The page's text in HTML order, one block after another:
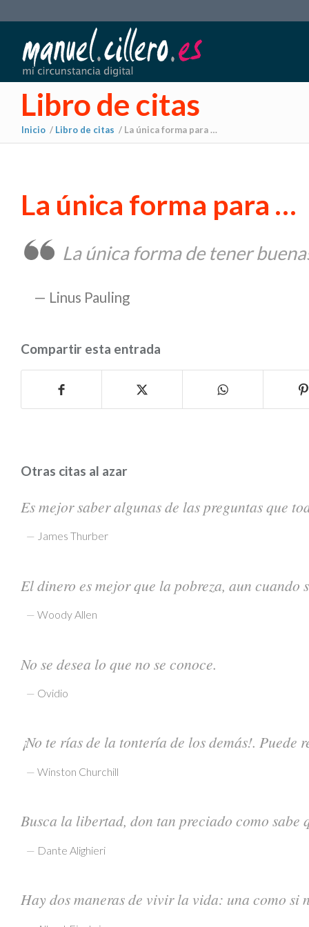
Libro de citas
Inicio / Libro de citas / La única forma para …
La única forma para …
Linus Pauling
La única forma de tener
Compartir esta entrada
Otras citas al azar
Es mejor saber algunas de las preguntas que
— James Thurber
El dinero es mejor que la pobreza, aun cuando
— Woody Allen
No se desea lo que no se conoce.
— Ovidio
¡No te rías de la tontería de los demás!.
— Winston Churchill
Busca la libertad, don tan preciado como sabe
— Dante Alighieri
Hay dos maneras de vivir la vida: una como si